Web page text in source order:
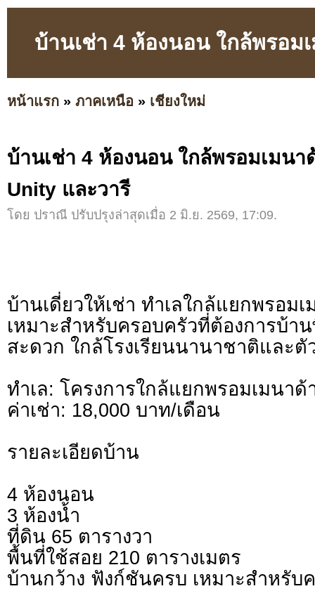
บ้านเช่า 4 ห้องนอน ใกล้พรอม
หน้าแรก » ภาคเหนือ » เชียงใหม่
บ้านเช่า 4 ห้องนอน ใกล้พรอมเมนา
Unity และวารี
โดย ปราณี ปรับปรุงล่าสุดเมื่อ 2 มิ.ย. 2569, 17:09.
บ้านเดี่ยวให้เช่า ทำเลใกล้แยกพรอม
เหมาะสำหรับครอบครัวที่ต้องการบ้า
สะดวก ใกล้โรงเรียนนานาชาติและตั
ทำเล: โครงการใกล้แยกพรอมเมนาด้
ค่าเช่า: 18,000 บาท/เดือน
รายละเอียดบ้าน
4 ห้องนอน
3 ห้องน้ำ
ที่ดิน 65 ตารางวา
พื้นที่ใช้สอย 210 ตารางเมตร
บ้านกว้าง ฟังก์ชันครบ เหมาะสำหรับ